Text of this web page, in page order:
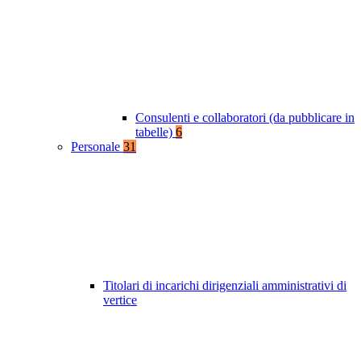
Consulenti e collaboratori (da pubblicare in
tabelle) 6
Personale 31
Titolari di incarichi dirigenziali amministrativi di
vertice